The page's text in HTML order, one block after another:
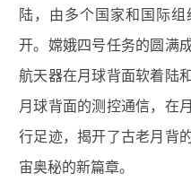
陆，由多个国家和国际
开。嫦娥四号任务的圆满
航天器在月球背面软着陆
月球背面的测控通信，在
行足迹，揭开了古老月背
宙奥秘的新篇章。